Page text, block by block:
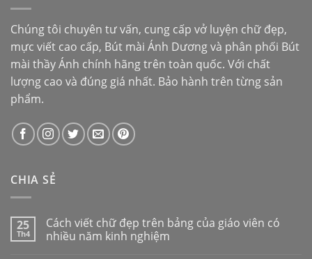
Chúng tôi chuyên tư vấn, cung cấp vở luyện chữ đẹp,
mực viết cao cấp, Bút mài Ánh Dươngvà phân phối Bút
mài thầy Ánh chính hãng trên toàn quốc. Với chất
lượng cao và đúng giá nhất. Bảo hành trên từng sản
phẩm.
CHIA SẺ
25
Th4
Cách viết chữ đẹp trên bảng của giáo viên có
nhiều năm kinh nghiệm